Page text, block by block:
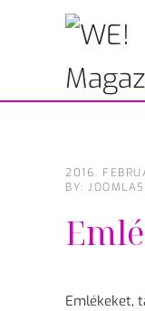
main
2016.
BY:
Emlékeket,